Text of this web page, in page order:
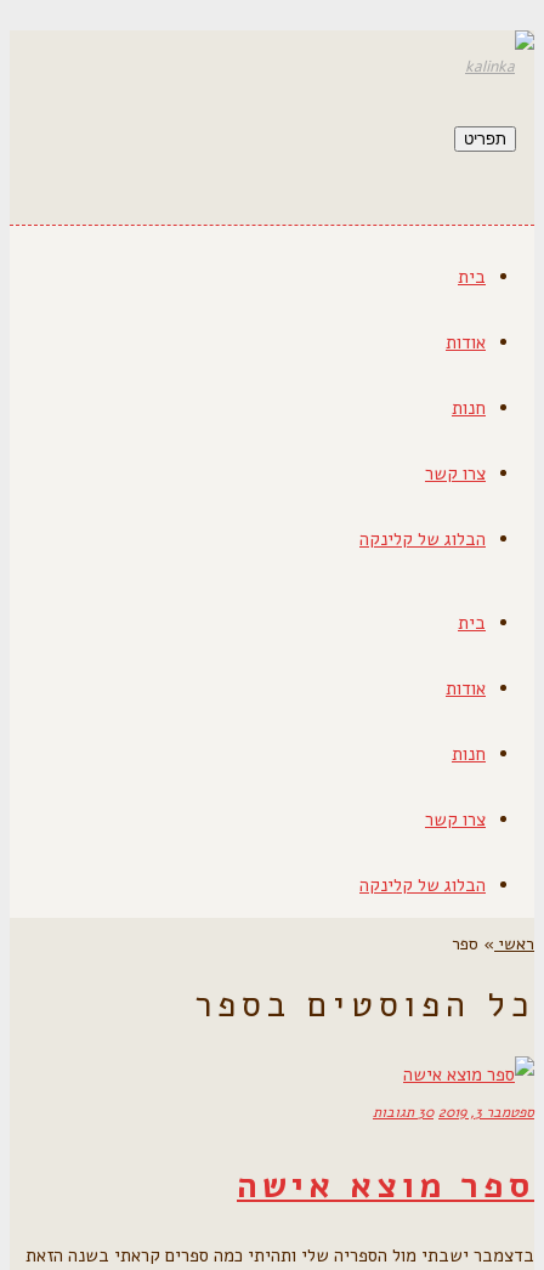
תפריט
בית
אודות
חנות
צרו קשר
הבלוג של קלינקה
בית
אודות
חנות
צרו קשר
הבלוג של קלינקה
ראשי » ספר
כל הפוסטים בספר
ספטמבר 3, 2019 30 תגובות
ספר מוצא אישה
בדצמבר ישבתי מול הספריה שלי ותהיתי כמה ספרים קראתי בשנה הזאת